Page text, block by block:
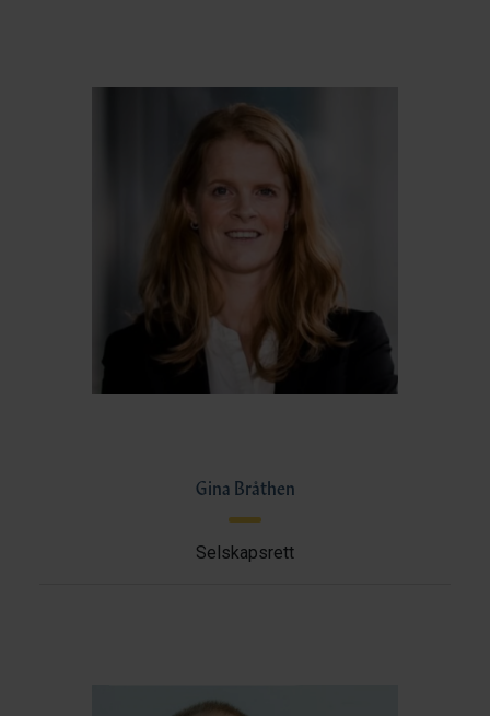
Gina Bråthen
Selskapsrett